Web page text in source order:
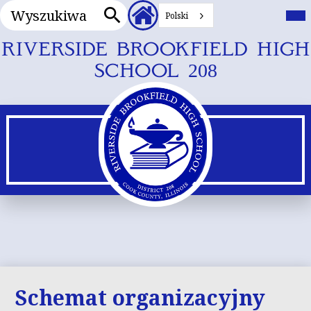
Przejdź
do
głównej
treści
RIVERSIDE BROOKFIELD HIGH
SCHOOL 208
Wyszukiwanie
Nagłówek
Linki
Polski
Schemat organizacyjny